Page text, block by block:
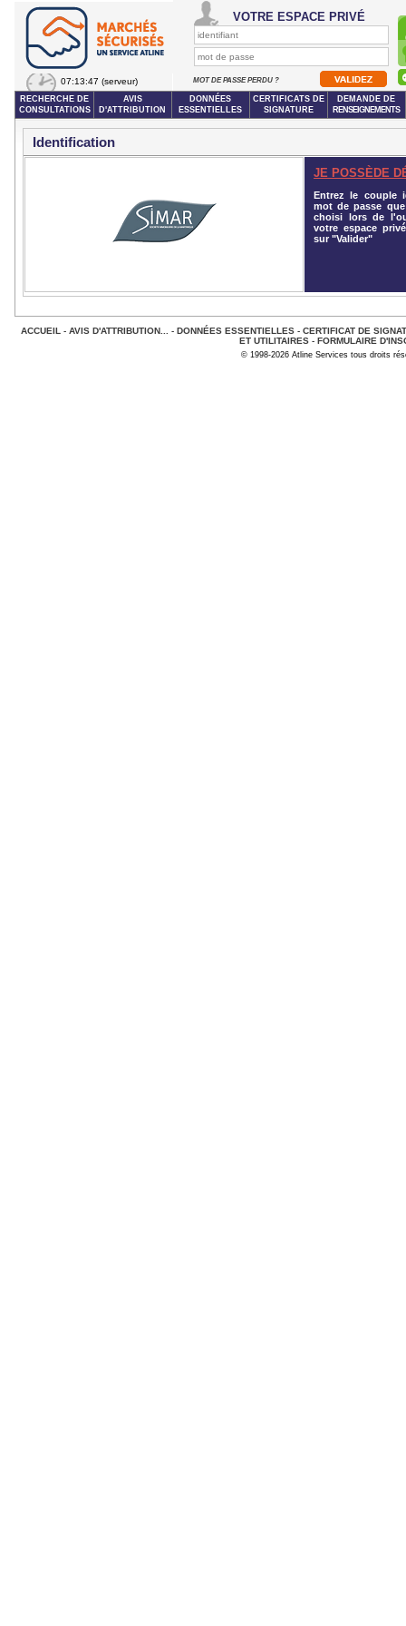
07:13:47 (serveur)
VOTRE ESPACE PRIVÉ
MOT DE PASSE PERDU ?
RECHERCHE DE
CONSULTATIONS
AVIS
D'ATTRIBUTION
DONNÉES
ESSENTIELLES
CERTIFICATS DE
SIGNATURE
DEMANDE DE
RENSEIGNEMENTS
Identification
JE POSSÈDE
Entrez le couple
mot de passe
choisi lors de
votre espace
sur "Valider"
ACCUEIL - AVIS D'ATTRIBUTION... - DONNÉES ESSENTIELLES- CERTIFICAT DE
ET UTILITAIRES - FORMULAIRE
© 1998-2026 Atline Services tous droits